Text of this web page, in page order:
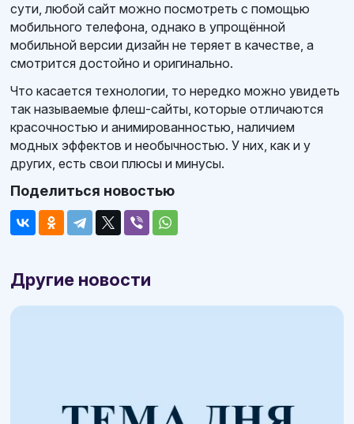
сути, любой сайт можно посмотреть с помощью
мобильного телефона, однако в упрощённой
мобильной версии дизайн не теряет в качестве, а
смотрится достойно и оригинально.
Что касается технологии, то нередко можно увидеть
так называемые флеш-сайты, которые отличаются
красочностью и анимированностью, наличием
модных эффектов и необычностью. У них, как и у
других, есть свои плюсы и минусы.
Поделиться новостью
Другие новости